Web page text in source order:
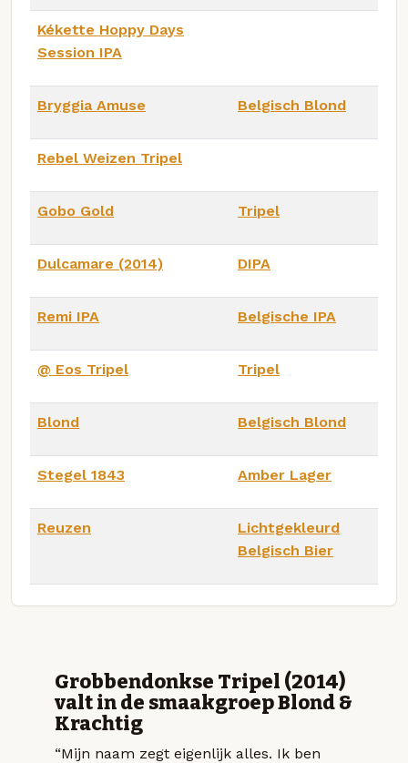
Kékette Hoppy Days
Session IPA
Bryggia Amuse Belgisch Blond
Rebel Weizen Tripel
Gobo Gold Tripel
Dulcamare (2014) DIPA
Remi IPA Belgische IPA
@ Eos Tripel Tripel
Blond Belgisch Blond
Stegel 1843 Amber Lager
Reuzen
Lichtgekleurd
Belgisch Bier
Grobbendonkse Tripel (2014)
valt in de smaakgroep Blond &
Krachtig
“Mijn naam zegt eigenlijk alles. Ik ben